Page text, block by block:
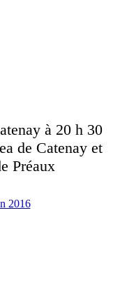
à 20 h 30
de Catenay et
Préaux
2016